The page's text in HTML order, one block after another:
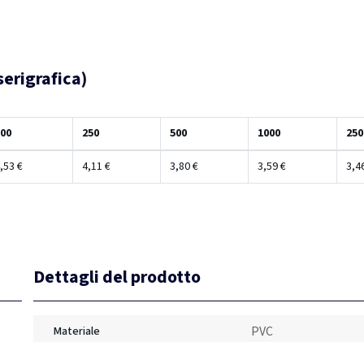
250 500 1000
€ 4,11 € 3,80 € 3,59 €
Dettagli del prodotto
Materiale PVC